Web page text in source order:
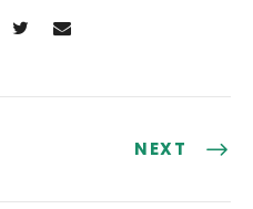
NEXT